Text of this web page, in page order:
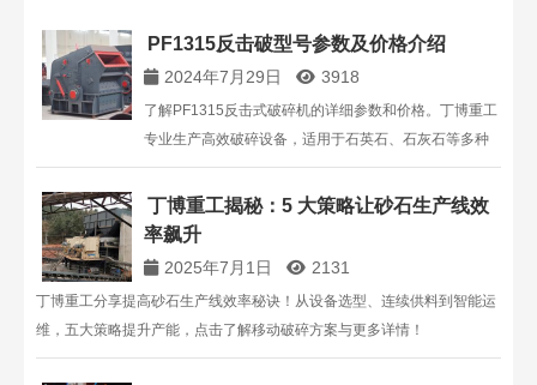
PF1315反击破型号参数及价格介绍
2024年7月29日 3918
了解PF1315反击式破碎机的详细参数和价格。丁博重工
专业生产高效破碎设备，适用于石英石、石灰石等多种
物料。了解更多关于PF1315反击破的特点、用途及报
价。
丁博重工揭秘：5 大策略让砂石生产线效
率飙升​
2025年7月1日 2131
丁博重工分享提高砂石生产线效率秘诀！从设备选型、连续供料到智能运
维，五大策略提升产能，点击了解移动破碎方案与更多详情！